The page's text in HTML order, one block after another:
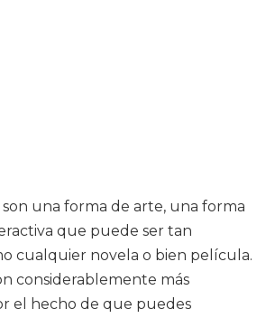
son una forma de arte, una forma
que puede ser tan
cualquier novela o bien película.
considerablemente más
el hecho de que puedes